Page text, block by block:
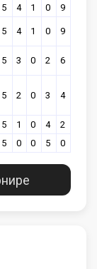
5 4 1 0 9
5 4 1 0 9
5 3 0 2 6
5 2 0 3 4
5 1 0 4
2
5 0 0 5 0